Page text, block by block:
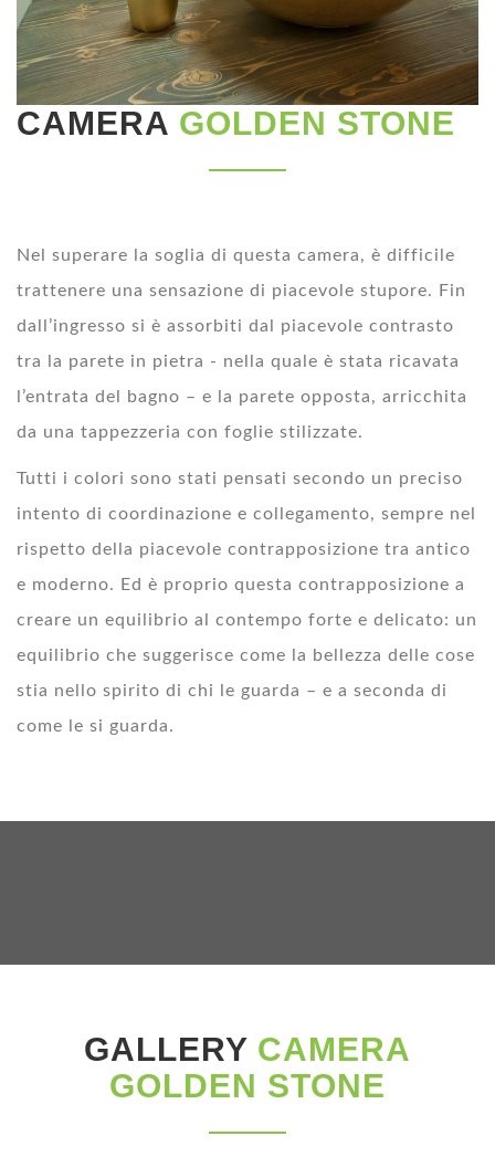
CAMERA GOLDEN STONE
Nel superare la soglia di questa camera, è difficile
trattenere una sensazione di piacevole stupore. Fin
dall’ingresso si è assorbiti dal piacevole contrasto
tra la parete in pietra - nella quale è stata ricavata
l’entrata del bagno – e la parete opposta, arricchita
da una tappezzeria con foglie stilizzate.
Tutti i colori sono stati pensati secondo un preciso
intento di coordinazione e collegamento, sempre nel
rispetto della piacevole contrapposizione tra antico
e moderno. Ed è proprio questa contrapposizione a
creare un equilibrio al contempo forte e delicato: un
equilibrio che suggerisce come la bellezza delle cose
stia nello spirito di chi le guarda – e a seconda di
come le si guarda.
GALLERY CAMERA
GOLDEN STONE